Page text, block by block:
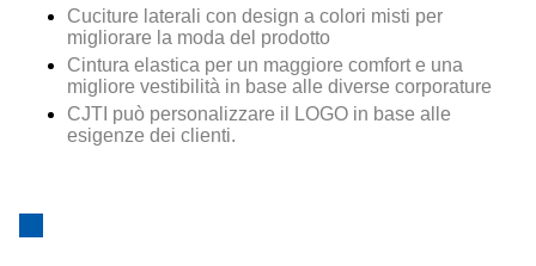
Cuciture laterali con design a colori misti per
migliorare la moda del prodotto
Cintura elastica per un maggiore comfort e una
migliore vestibilità in base alle diverse corporature
CJTI può personalizzare il LOGO in base alle
esigenze dei clienti.